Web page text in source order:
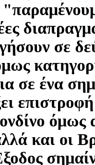
σε
σε ένα
όμως
και οι